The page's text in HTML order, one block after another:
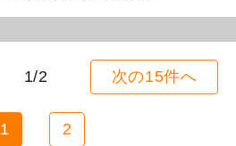
1/2 次の15件へ
1 2